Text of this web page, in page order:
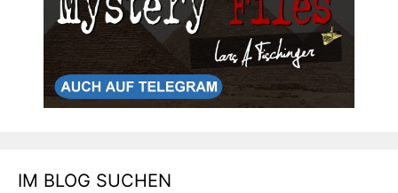
IM BLOG SUCHEN